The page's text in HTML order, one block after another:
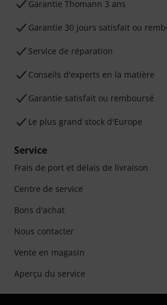
Ga­ran­tie Thomann 3 ans
Garantie 30 jours satisfait ou
Service de réparation
Conseils d'experts en la matière
Garantie satisfait ou remboursé
Le plus grand stock d'Europe
Service
Frais de port et délais de livraison
Centre de service
Bons d'achat
Nous contacter
Vente en magasin
Aperçu du service